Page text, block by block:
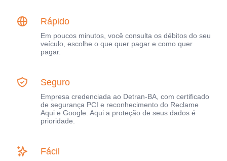
Rápido
Em poucos minutos, você consulta os débitos do seu
veículo, escolhe o que quer pagar e como quer
pagar.
Seguro
Empresa credenciada ao Detran-BA, com certificado
de segurança PCI e reconhecimento do Reclame
Aqui e Google. Aqui a proteção de seus dados é
prioridade.
Fácil